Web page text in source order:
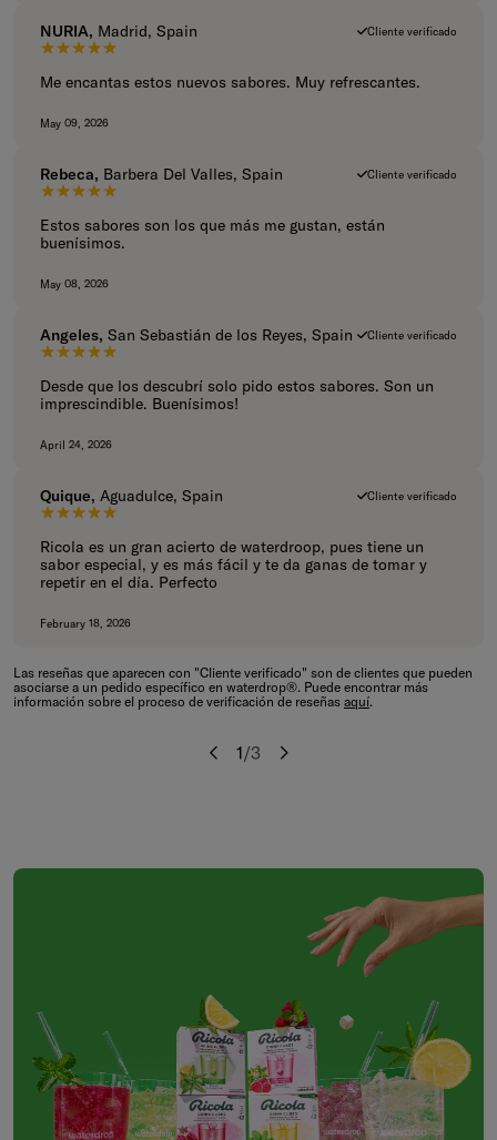
NURIA, Madrid, Spain Cliente verificado
5 de 5 estrellas.
Me encantas estos nuevos sabores. Muy refrescantes.
May 09, 2026
Rebeca, Barbera Del Valles, Spain Cliente verificado
5 de 5 estrellas.
Estos sabores son los que más me gustan, están
buenísimos.
May 08, 2026
Angeles, San Sebastián de los Reyes, Spain Cliente verificado
5 de 5 estrellas.
Desde que los descubrí solo pido estos sabores. Son un
imprescindible. Buenísimos!
April 24, 2026
Quique, Aguadulce, Spain Cliente verificado
5 de 5 estrellas.
Ricola es un gran acierto de waterdroop, pues tiene un
sabor especial, y es más fácil y te da ganas de tomar y
repetir en el día. Perfecto
February 18, 2026
Las reseñas que aparecen con "Cliente verificado" son de clientes que pueden
asociarse a un pedido específico en waterdrop®. Puede encontrar más
información sobre el proceso de verificación de reseñas aquí.
Anterior
1/3
Siguiente